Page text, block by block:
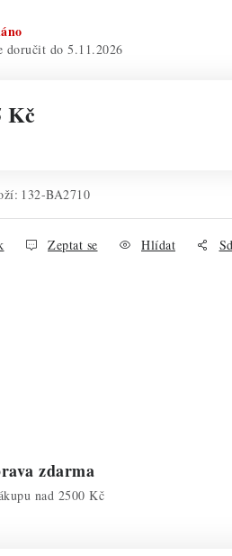
5.11.2026
Kč
132-BA2710
Zeptat se Hlídat
zdarma
nad 2500 Kč